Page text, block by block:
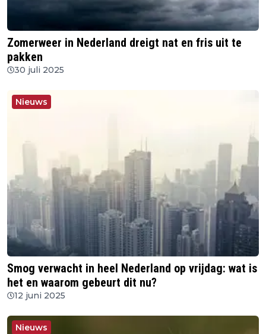
Zomerweer in Nederland dreigt nat en fris uit te
pakken
30 juli 2025
Nieuws
Smog verwacht in heel Nederland op vrijdag: wat is
het en waarom gebeurt dit nu?
12 juni 2025
Nieuws